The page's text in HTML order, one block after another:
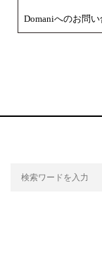
Domaniへのお問